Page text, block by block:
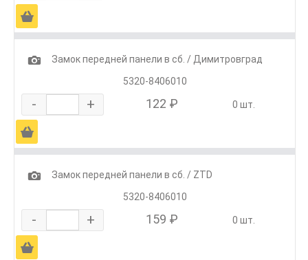
Ä
1
Замок передней панели в сб. / Димитровград
5320-8406010
- + 122 ₽ 0 шт.
Ä
1
Замок передней панели в сб. / ZTD
5320-8406010
- + 159 ₽ 0 шт.
Ä